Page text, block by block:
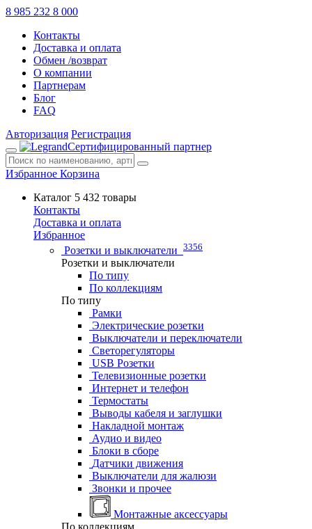
8 985 232 8 000
Контакты
Доставка и оплата
Обмен /возврат
О компании
Партнерам
Блог
FAQ
Авторизация Регистрация
Сертифицированный партнер
Избранное Корзина
Каталог 5 432 товары
Контакты
Доставка и оплата
Избранное
Розетки и выключатели 3356
Розетки и выключатели
По типу
По коллекциям
По типу
Рамки
Электрические розетки
Выключатели и переключатели
Светорегуляторы
USB Розетки
Телевизионные розетки
Интернет и телефон
Термостаты
Выводы кабеля и заглушки
Накладной монтаж
Аудио и видео
Блоки в сборе
Датчики движения
Выключатели для жалюзи
Звонки и прочее
Монтажные аксессуары